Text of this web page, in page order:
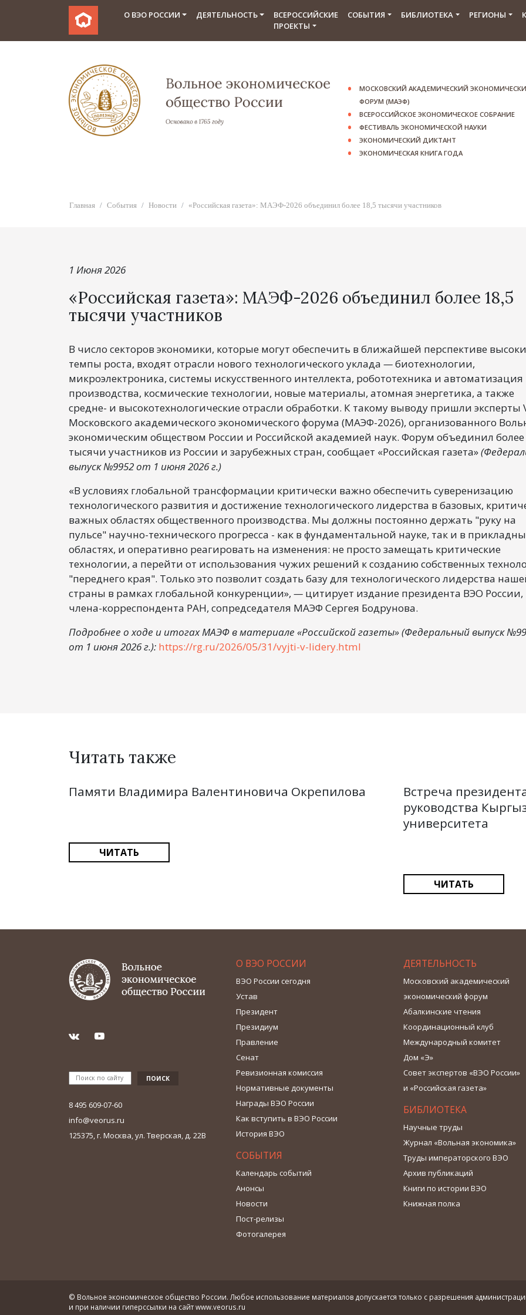
О ВЭО РОССИИ ДЕЯТЕЛЬНОСТЬ
ВСЕРОССИЙСКИЕ
ПРОЕКТЫ
СОБЫТИЯ БИБЛИОТЕКА РЕГИОНЫ
МОСКОВСКИЙ АКАДЕМИЧЕСКИЙ
ФОРУМ (МАЭФ)
ВСЕРОССИЙСКОЕ ЭКОНОМИЧЕСКОЕ СОБРАНИЕ
ФЕСТИВАЛЬ ЭКОНОМИЧЕСКОЙ НАУКИ
ЭКОНОМИЧЕСКИЙ ДИКТАНТ
ЭКОНОМИЧЕСКАЯ КНИГА ГОДА
Главная События Новости «Российская газета»: МАЭФ-2026 объединил более 18,5 тысячи участников
1 Июня 2026
«Российская газета»: МАЭФ-2026 объединил более 18,5
тысячи участников
В число секторов экономики, которые могут обеспечить в ближайшей перспективе
темпы роста, входят отрасли нового технологического уклада —биотехнологии,
микроэлектроника, системы искусственного интеллекта, робототехника и автоматизация
производства, космические технологии, новые материалы, атомная энергетика, а также
средне- и высокотехнологические отрасли обработки. К такому выводу пришли эксперты
Московского академического экономического форума (МАЭФ-2026), организованного
экономическим обществом России и Российской академией наук. Форум объединил более
тысячи участников из России и зарубежных стран, сообщает «Российская газета»
выпуск №9952 от 1 июня 2026 г.)
«В условиях глобальной трансформации критически важно обеспечить суверенизацию
технологического развития и достижение технологического лидерства в базовых,
важных областях общественного производства. Мы должны постоянно держать "руку на
пульсе" научно-технического прогресса - как в фундаментальной науке, так и в
областях, и оперативно реагировать на изменения: не просто замещать критические
технологии, а перейти от использования чужих решений к созданию собственных
"переднего края". Только это позволит создать базу для технологического лидерства
страны в рамках глобальной конкуренции», — цитирует издание президента ВЭО России,
члена-корреспондента РАН, сопредседателя МАЭФ Сергея Бодрунова.
Подробнее о ходе и итогах МАЭФ в материале «Российской газеты» (Федеральный выпуск
от 1 июня 2026 г.): https://rg.ru/2026/05/31/vyjti-v-lidery.html
Читать также
Памяти Владимира Валентиновича Окрепилова
ЧИТАТЬ
Встреча
руководства
университета
ЧИТАТЬ
8 495 609-07-60
info@veorus.ru
125375, г. Москва, ул. Тверская, д. 22В
О ВЭО РОССИИ
ВЭО России сегодня
Устав
Президент
Президиум
Правление
Сенат
Ревизионная комиссия
Нормативные документы
Награды ВЭО России
Как вступить в ВЭО России
История ВЭО
СОБЫТИЯ
Календарь событий
Анонсы
Новости
Пост-релизы
Фотогалерея
ДЕЯТЕЛЬНОСТЬ
Московский академический
экономический форум
Абалкинские чтения
Координационный клуб
Международный комитет
Дом «Э»
Совет экспертов «ВЭО России»
и «Российская газета»
БИБЛИОТЕКА
Научные труды
Журнал «Вольная экономика»
Труды императорского ВЭО
Архив публикаций
Книги по истории ВЭО
Книжная полка
© Вольное экономическое общество России. Любое использование материалов допускается только с разрешения
и при наличии гиперссылки на сайтwww.veorus.ru